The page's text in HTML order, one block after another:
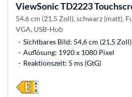
ViewSonicTD2223
54.6 cm (21.5 Zoll), schwarz (matt),
VGA, USB-Hub
Sichtbares Bild: 54,6 cm (21,5 Zoll)
Auflösung: 1920 x 1080 Pixel
Reaktionszeit: 5 ms (GtG)